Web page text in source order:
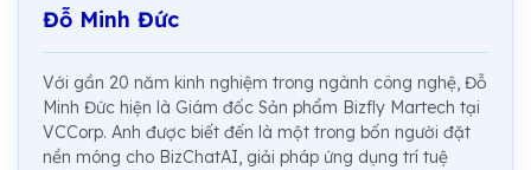
Đỗ Minh Đức
Với gần 20 năm kinh nghiệm trong ngành công nghệ, Đỗ
Minh Đức hiện là Giám đốc Sản phẩm Bizfly Martech tại
VCCorp. Anh được biết đến là một trong bốn người đặt
nền móng cho BizChatAI, giải pháp ứng dụng trí tuệ